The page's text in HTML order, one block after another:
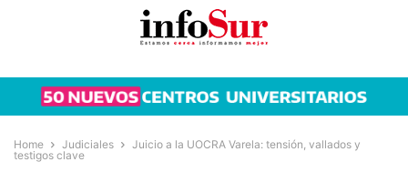
Home Judiciales
Juicio a la UOCRA Varela: tensión, vallados y
testigos clave